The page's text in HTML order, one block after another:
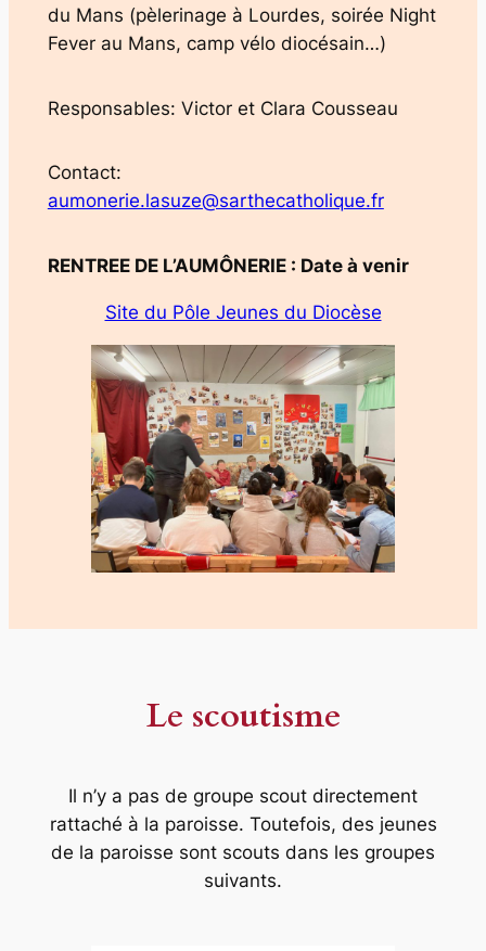
du Mans (pèlerinage à Lourdes, soirée Night
Fever au Mans, camp vélo diocésain…)
Responsables: Victor et Clara Cousseau
Contact:
aumonerie.lasuze@sarthecatholique.fr
RENTREE DE L’AUMÔNERIE : Date à venir
Site du Pôle Jeunes du Diocèse
Le scoutisme
Il n’y a pas de groupe scout directement
rattaché à la paroisse. Toutefois, des jeunes
de la paroisse sont scouts dans les groupes
suivants.